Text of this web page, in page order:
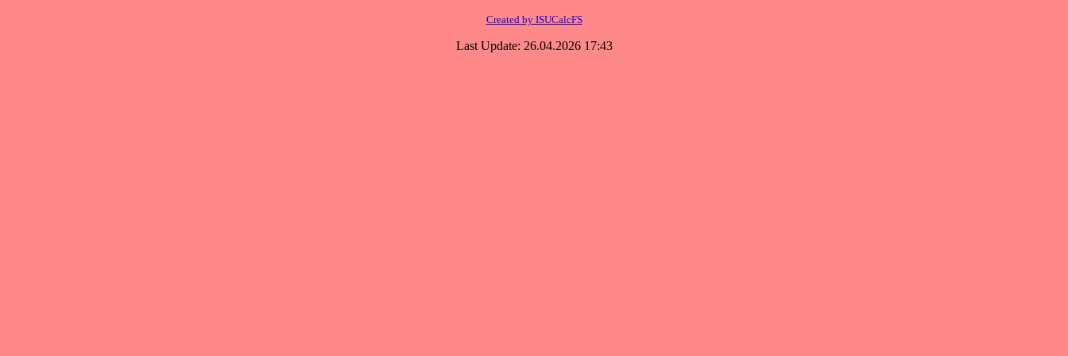
Created by ISUCalcFS
Last Update: 26.04.2026 17:43